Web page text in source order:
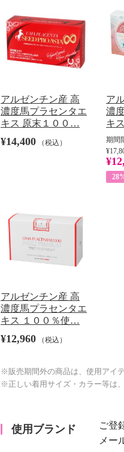
アルゼンチン産 高
濃度馬プラセンタエ
キス 原末１００…
¥14,400 （税込）
ア
濃
キ
期間
アルゼンチン産 高
濃度馬プラセンタエ
キス １００％使…
¥12,960 （税込）
※販売期間外の商品は、使用アイ
※正しい着用サイズ・カラー等は
使用ブランド
ご登
メー